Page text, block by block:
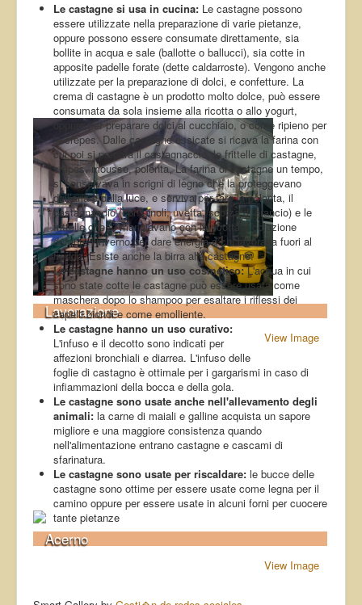
Lavorazione
View Image
Acerno
View Image
Le castagne si usa in cucina: Le castagne possono
essere utilizzate nella preparazione di varie pietanze,
oppure possono essere consumate direttamente, sia
bollite in acqua e sale (ballotte o ballucci), sia cotte in
apposite padelle forate (dette caldarroste). Vengono anche
utilizzate per la preparazione di dolci, e confetture. La
crema di castagne è un prodotto molto dolce, può essere
consumata da sola insieme alla ricotta o allo yogurt,
oppure per preparare dolci al cucchiaio, o come ripieno per
le crepes. Dalle castagne essicate si ricava la farina con
cui poi si prepara il castagnaccio, le frittelle di castagne,
crepes, mousse, polenta. La farina di castagne un tempo,
si conservava in scrigni di legno che la proteggevano
dall’aria e dalla luce, e serviva per fare la polenta, il
castagnaccio (con pinoli, uvetta, scorza di arancio) e le
frittelle che si mangiavano con la ricotta a colazione
durante l’inverno per dare energia a chi lavorava fuori al
freddo. Esiste anche la birra alle castagne.
Le castagne hanno un uso cosmetico:L'acqua in cui
sono state cotte le castagne può essere usata come
maschera dopo lo shampoo per esaltare i riflessi dei
capelli biondi e come emolliente.
Le castagne hanno un uso curativo:
L'infuso e il decotto sono indicati per
affezioni bronchiali e diarrea. L'infuso delle
foglie di castagno è ottimale per i gargarismi in caso di
infiammazioni della bocca e della gola.
Le castagne sono usate anche nell'allevamento degli
animali: la carne di maiali e galline acquista un sapore
migliore e una maggiore consistenza quando
nell'alimentazione entrano castagne e cascami di
sfarinatura.
Le castagne sono usate per riscaldare: le bucce delle
castagne sono ottime per essere usate come legna per il
camino oppure per essere usate in alcuni forni per cuocere
tante pietanze